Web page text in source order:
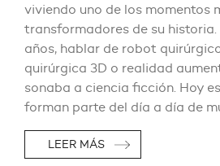
viviendo uno de los momentos
transformadores de su historia.
años, hablar de robot
quirúrgica 3D o realidad
sonaba a ciencia ficción. Hoy
forman parte del día a día de
LEER MÁS